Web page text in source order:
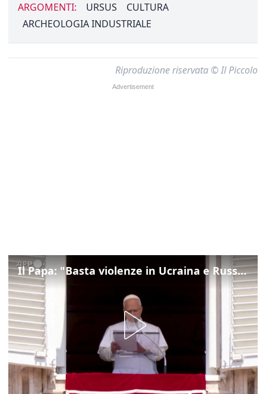
ARGOMENTI: URSUS
CULTURA
ARCHEOLOGIA INDUSTRIALE
Riproduzione riservata © Il Piccolo
Il Papa: "Basta violenze in Ucraina e Russia, spazio a diplomazia"